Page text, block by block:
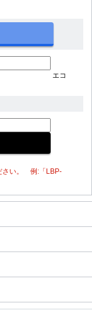
エコ
さい。 例:「LBP-